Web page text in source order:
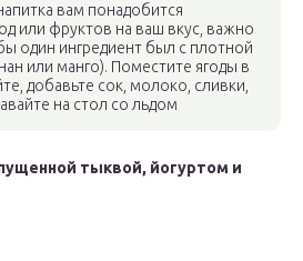
вам понадобится
или фруктов на ваш вкус, важно
один ингредиент был с плотной
или манго). Поместите ягоды в
добавьте сок, молоко, сливки,
на стол со льдом
тыквой, йогуртом и